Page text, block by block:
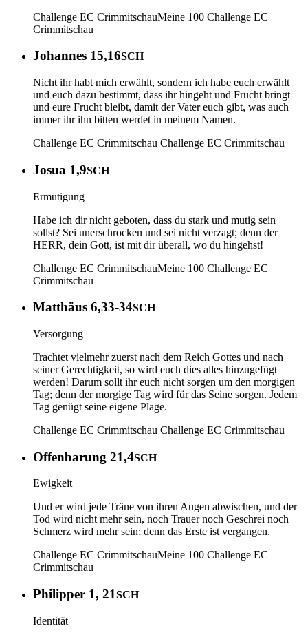
Challenge EC CrimmitschauMeine 100 Challenge EC
Crimmitschau
Johannes 15,16SCH
Nicht ihr habt mich erwählt, sondern ich habe euch erwählt
und euch dazu bestimmt, dass ihr hingeht und Frucht bringt
und eure Frucht bleibt, damit der Vater euch gibt, was auch
immer ihr ihn bitten werdet in meinem Namen.
Challenge EC Crimmitschau Challenge EC Crimmitschau
Josua 1,9SCH
Ermutigung
Habe ich dir nicht geboten, dass du stark und mutig sein
sollst? Sei unerschrocken und sei nicht verzagt; denn der
HERR, dein Gott, ist mit dir überall, wo du hingehst!
Challenge EC CrimmitschauMeine 100 Challenge EC
Crimmitschau
Matthäus 6,33-34SCH
Versorgung
Trachtet vielmehr zuerst nach dem Reich Gottes und nach
seiner Gerechtigkeit, so wird euch dies alles hinzugefügt
werden! Darum sollt ihr euch nicht sorgen um den morgigen
Tag; denn der morgige Tag wird für das Seine sorgen. Jedem
Tag genügt seine eigene Plage.
Challenge EC Crimmitschau Challenge EC Crimmitschau
Offenbarung 21,4SCH
Ewigkeit
Und er wird jede Träne von ihren Augen abwischen, und der
Tod wird nicht mehr sein, noch Trauer noch Geschrei noch
Schmerz wird mehr sein; denn das Erste ist vergangen.
Challenge EC CrimmitschauMeine 100 Challenge EC
Crimmitschau
Philipper 1, 21SCH
Identität